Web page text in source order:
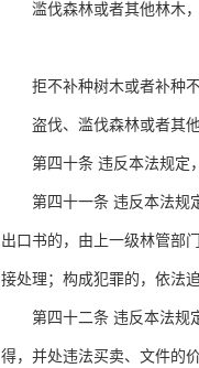
滥伐森林或者其他林木，
拒不补种树木或者补种不
盗伐、滥伐森林或者其他
第四十条 违反本法规定，
第四十一条 违反本法规定
出口书的，由上一级林管部
接处理；构成犯罪的，依法
第四十二条 违反本法规定
得，并处违法买卖、文件的